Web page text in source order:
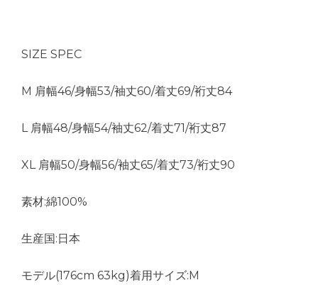
SIZE SPEC
M 肩幅46/身幅53/袖丈60/着丈69/裄丈84
L 肩幅48/身幅54/袖丈62/着丈71/裄丈87
XL 肩幅50/身幅56/袖丈65/着丈73/裄丈90
素材:綿100%
生産国:日本
モデル(176cm 63kg)着用サイズ:M